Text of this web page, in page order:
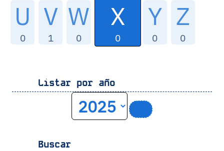
U
0
V
1
W
0
X
0
Y
0
Z
0
Listar por año
Buscar